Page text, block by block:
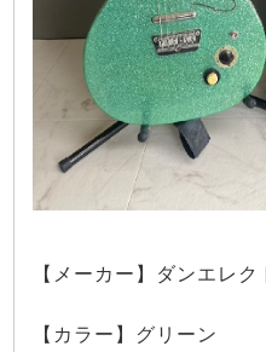
【メーカー】ダンエレ
【カラー】グリーン